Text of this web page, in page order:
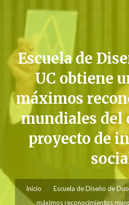
Escuela de
UC obtiene
máximos
mundiales del
proyecto de
Inicio
Escuela de Diseño de
máximos reconocimientos